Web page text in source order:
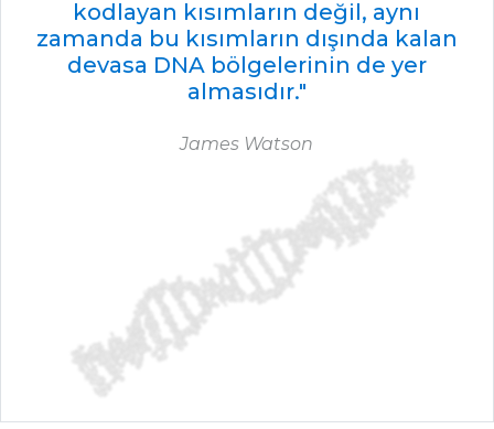
kodlayan kısımların değil, aynı
zamanda bu kısımların dışında kalan
devasa DNA bölgelerinin de yer
almasıdır."
James Watson